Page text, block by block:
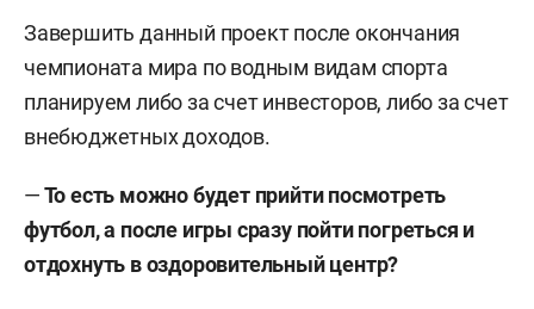
Завершить данный проект после окончания
чемпионата мира по водным видам спорта
планируем либо за счет инвесторов, либо за счет
внебюджетных доходов.
—То есть можно будет прийти посмотреть
футбол, а после игры сразу пойти погреться и
отдохнуть в оздоровительный центр?